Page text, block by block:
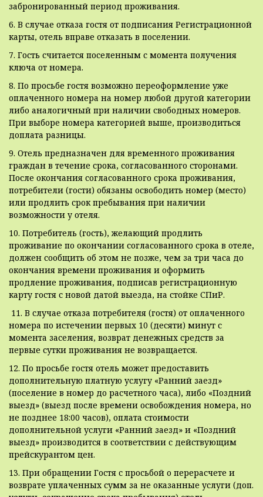
забронированный период проживания.
6. В случае отказа гостя от подписания Регистрационной
карты, отель вправе отказать в поселении.
7. Гость считается поселенным с момента получения
ключа от номера.
8. По просьбе гостя возможно переоформление уже
оплаченного номера на номер любой другой категории
либо аналогичный при наличии свободных номеров.
При выборе номера категорией выше, производиться
доплата разницы.
9. Отель предназначен для временного проживания
граждан в течение срока, согласованного сторонами.
После окончания согласованного срока проживания,
потребители (гости) обязаны освободить номер (место)
или продлить срок пребывания при наличии
возможности у отеля.
10. Потребитель (гость), желающий продлить
проживание по окончании согласованного срока в отеле,
должен сообщить об этом не позже, чем за три часа до
окончания времени проживания и оформить
продление проживания, подписав регистрационную
карту гостя с новой датой выезда, на стойке СПиР.
11. В случае отказа потребителя (гостя) от оплаченного
номера по истечении первых 10 (десяти) минут с
момента заселения, возврат денежных средств за
первые сутки проживания не возвращается.
12. По просьбе гостя отель может предоставить
дополнительную платную услугу «Ранний заезд»
(поселение в номер до расчетного часа), либо «Поздний
выезд» (выезд после времени освобождения номера, но
не позднее 18:00 часов), оплата стоимости
дополнительной услуги «Ранний заезд» и «Поздний
выезд» производится в соответствии с действующим
прейскурантом цен.
13. При обращении Гостя с просьбой о перерасчете и
возврате уплаченных сумм за не оказанные услуги (доп.